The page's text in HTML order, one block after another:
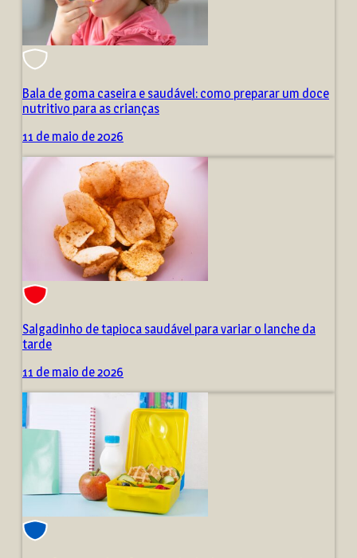
Bala de goma caseira e saudável: como preparar um doce
nutritivo para as crianças
11 de maio de 2026
Salgadinho de tapioca saudável para variar o lanche da
tarde
11 de maio de 2026